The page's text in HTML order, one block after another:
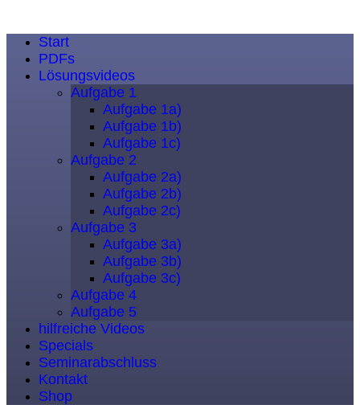
Start
PDFs
Lösungsvideos
Aufgabe 1
Aufgabe 1a)
Aufgabe 1b)
Aufgabe 1c)
Aufgabe 2
Aufgabe 2a)
Aufgabe 2b)
Aufgabe 2c)
Aufgabe 3
Aufgabe 3a)
Aufgabe 3b)
Aufgabe 3c)
Aufgabe 4
Aufgabe 5
hilfreiche Videos
Specials
Seminarabschluss
Kontakt
Shop